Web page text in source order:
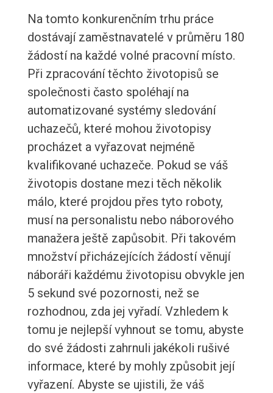
Na tomto konkurenčním trhu práce
dostávají zaměstnavatelé v průměru 180
žádostí na každé volné pracovní místo.
Při zpracování těchto životopisů se
společnosti často spoléhají na
automatizované systémy sledování
uchazečů, které mohou životopisy
procházet a vyřazovat nejméně
kvalifikované uchazeče. Pokud se váš
životopis dostane mezi těch několik
málo, které projdou přes tyto roboty,
musí na personalistu nebo náborového
manažera ještě zapůsobit. Při takovém
množství přicházejících žádostí věnují
náboráři každému životopisu obvykle jen
5 sekund své pozornosti, než se
rozhodnou, zda jej vyřadí. Vzhledem k
tomu je nejlepší vyhnout se tomu, abyste
do své žádosti zahrnuli jakékoli rušivé
informace, které by mohly způsobit její
vyřazení. Abyste se ujistili, že váš